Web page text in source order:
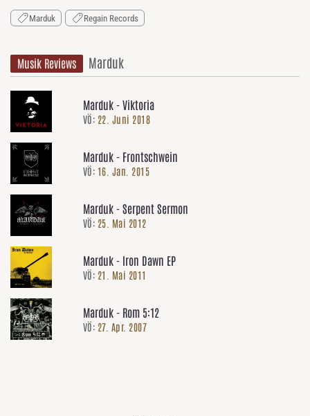
Marduk Regain Records
Musik Reviews Marduk
Marduk - Viktoria
VÖ: 22. Juni 2018
Marduk - Frontschwein
VÖ: 16. Jan. 2015
Marduk - Serpent Sermon
VÖ: 25. Mai 2012
Marduk - Iron Dawn EP
VÖ: 21. Mai 2011
Marduk - Rom 5:12
VÖ: 27. Apr. 2007